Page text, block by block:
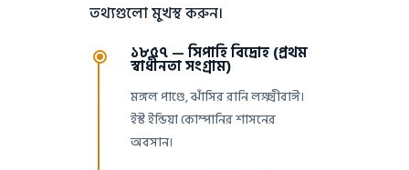
তথ্যগুলো মুখস্থ করুন।
১৮৫৭ — সিপাহি বিদ্রোহ (প্রথম
স্বাধীনতা সংগ্রাম)
মঙ্গল পাণ্ডে, ঝাঁসির রানি লক্ষ্মীবাঈ।
ইস্ট ইন্ডিয়া কোম্পানির শাসনের
অবসান।